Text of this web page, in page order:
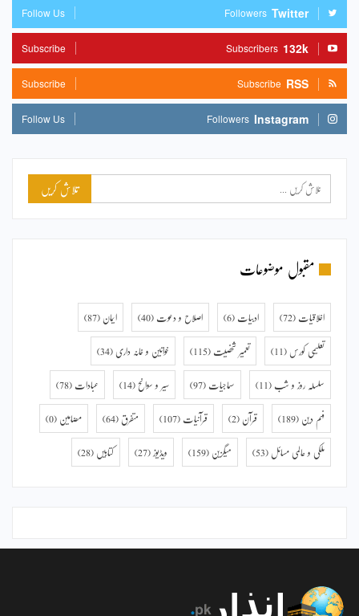
Twitter
Followers
Follow Us
132k
Subscribers
Subscribe
RSS
Subscribe
Subscribe
Instagram
Followers
Follow Us
مقبول موضوعات
اخلاقیات (72) ادبیات (6) اصلاح و دعوت (40) ایمان (87)
تعلیمی کورس (11) تعمیر شخصیت (115) خواتین و خانہ داری (34)
سلسلہ روز و شب (11) سماجیات (97) سیر و سوانح (14) عبادات (78)
فہم دین (189) قرآن (2) قرآنیات (107) متفرق (64) مضامین (0)
ملکی و عالمی مسائل (53) میگزین (159) ویڈیوز (27) کتابیں (28)